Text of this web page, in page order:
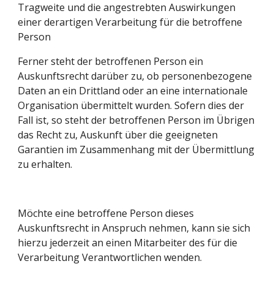
Tragweite und die angestrebten Auswirkungen
einer derartigen Verarbeitung für die betroffene
Person
Ferner steht der betroffenen Person ein
Auskunftsrecht darüber zu, ob personenbezogene
Daten an ein Drittland oder an eine internationale
Organisation übermittelt wurden. Sofern dies der
Fall ist, so steht der betroffenen Person im Übrigen
das Recht zu, Auskunft über die geeigneten
Garantien im Zusammenhang mit der Übermittlung
zu erhalten.
Möchte eine betroffene Person dieses
Auskunftsrecht in Anspruch nehmen, kann sie sich
hierzu jederzeit an einen Mitarbeiter des für die
Verarbeitung Verantwortlichen wenden.